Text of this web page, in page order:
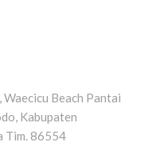
Beach Pantai
Kabupaten
Tim. 86554